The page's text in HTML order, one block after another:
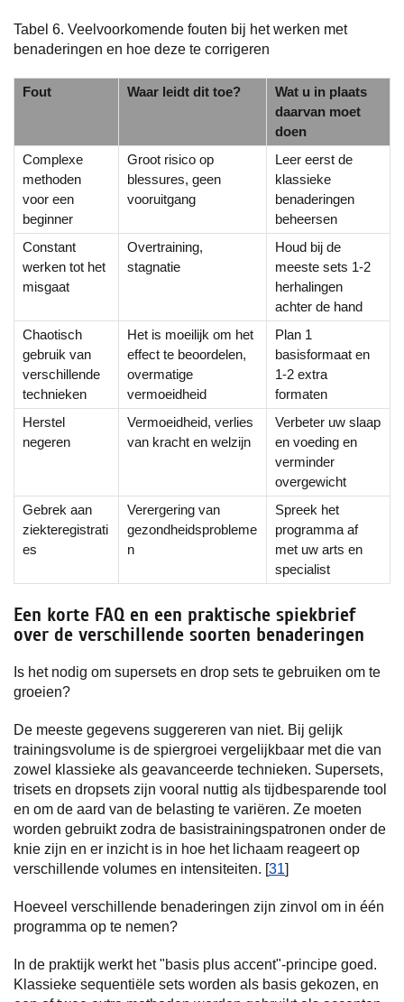
Tabel 6. Veelvoorkomende fouten bij het werken met
benaderingen en hoe deze te corrigeren
Fout Waar leidt dit toe?
Wat u in plaats
daarvan moet
doen
Complexe
methoden
voor een
beginner
Groot risico op
blessures, geen
vooruitgang
Leer eerst de
klassieke
benaderingen
beheersen
Constant
werken tot het
misgaat
Overtraining,
stagnatie
Houd bij de
meeste sets 1-2
herhalingen
achter de hand
Chaotisch
gebruik van
verschillende
technieken
Het is moeilijk om het
effect te beoordelen,
overmatige
vermoeidheid
Plan 1
basisformaat en
1-2 extra
formaten
Herstel
negeren
Vermoeidheid, verlies
van kracht en welzijn
Verbeter uw slaap
en voeding en
verminder
overgewicht
Gebrek aan
ziekteregistrati
es
Verergering van
gezondheidsprobleme
n
Spreek het
programma af
met uw arts en
specialist
Een korte FAQ en een praktische spiekbrief
over de verschillende soorten benaderingen
Is het nodig om supersets en drop sets te gebruiken om te
groeien?
De meeste gegevens suggereren van niet. Bij gelijk
trainingsvolume is de spiergroei vergelijkbaar met die van
zowel klassieke als geavanceerde technieken. Supersets,
trisets en dropsets zijn vooral nuttig als tijdbesparende tool
en om de aard van de belasting te variëren. Ze moeten
worden gebruikt zodra de basistrainingspatronen onder de
knie zijn en er inzicht is in hoe het lichaam reageert op
verschillende volumes en intensiteiten. [31]
Hoeveel verschillende benaderingen zijn zinvol om in één
programma op te nemen?
In de praktijk werkt het "basis plus accent"-principe goed.
Klassieke sequentiële sets worden als basis gekozen, en